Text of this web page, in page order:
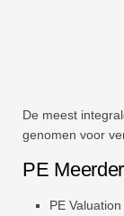
De meest
genomen voor
PE
PE